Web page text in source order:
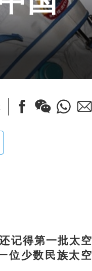
记得第一批太空
位少数民族太空